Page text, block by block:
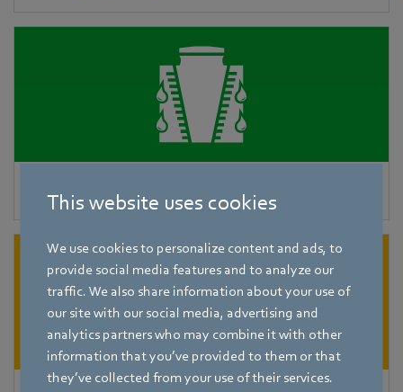
This website uses cookies
We use cookies to personalize content and ads, to
provide social media features and to analyze our
traffic. We also share information about your use of
our site with our social media, advertising and
analytics partners who may combine it with other
information that you’ve provided to them or that
they’ve collected from your use of their services.
断熱冷却